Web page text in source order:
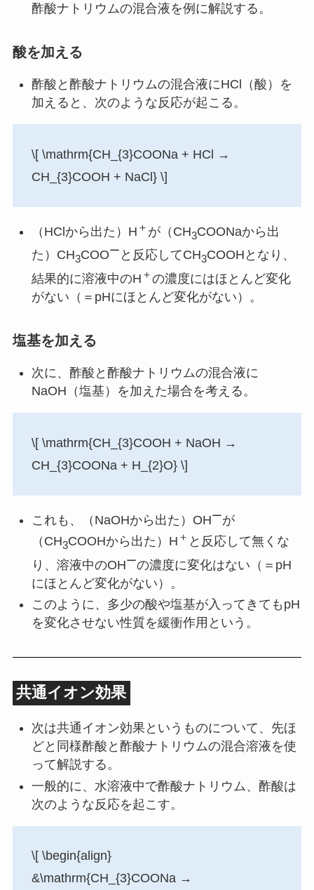
酢酸ナトリウムの混合液を例に解説する。
酸を加える
酢酸と酢酸ナトリウムの混合液にHCl（酸）を
加えると、次のような反応が起こる。
\[ \mathrm{CH_{3}COONa + HCl →
CH_{3}COOH + NaCl} \]
（HClから出た）H ＋ が（CH3COONaから出
た）CH3COOー と反応してCH3COOHとなり、
結果的に溶液中のH ＋の濃度にはほとんど変化
がない（＝pHにほとんど変化がない）。
塩基を加える
次に、酢酸と酢酸ナトリウムの混合液に
NaOH（塩基）を加えた場合を考える。
\[ \mathrm{CH_{3}COOH + NaOH →
CH_{3}COONa + H_{2}O} \]
これも、（NaOHから出た）OHーが
（CH3COOHから出た）H ＋ と反応して無くな
り、溶液中のOHーの濃度に変化はない（＝pH
にほとんど変化がない）。
このように、多少の酸や塩基が入ってきてもpH
を変化させない性質を緩衝作用という。
共通イオン効果
次は共通イオン効果というものについて、先ほ
どと同様酢酸と酢酸ナトリウムの混合溶液を使
って解説する。
一般的に、水溶液中で酢酸ナトリウム、酢酸は
次のような反応を起こす。
\[ \begin{align}
&\mathrm{CH_{3}COONa →